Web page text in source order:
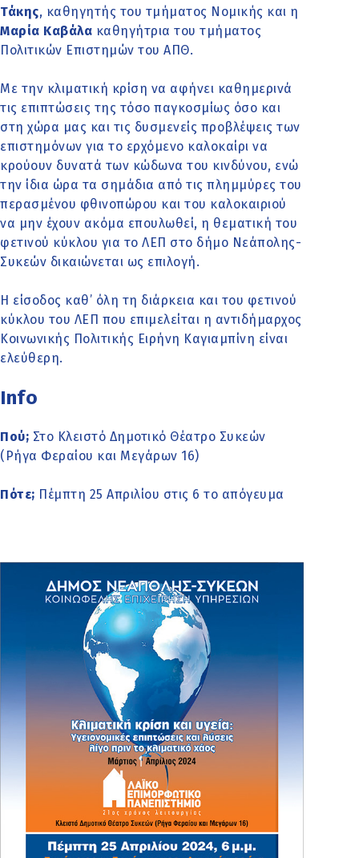
Τάκης, καθηγητής του τμήματος Νομικής και η
Μαρία Καβάλα καθηγήτρια του τμήματος
Πολιτικών Επιστημών του ΑΠΘ.
Με την κλιματική κρίση να αφήνει καθημερινά
τις επιπτώσεις της τόσο παγκοσμίως όσο και
στη χώρα μας και τις δυσμενείς προβλέψεις των
επιστημόνων για το ερχόμενο καλοκαίρι να
κρούουν δυνατά των κώδωνα του κινδύνου, ενώ
την ίδια ώρα τα σημάδια από τις πλημμύρες του
περασμένου φθινοπώρου και του καλοκαιριού
να μην έχουν ακόμα επουλωθεί, η θεματική του
φετινού κύκλου για το ΛΕΠ στο δήμο Νεάπολης-
Συκεών δικαιώνεται ως επιλογή.
Η είσοδος καθ’ όλη τη διάρκεια και του φετινού
κύκλου του ΛΕΠ που επιμελείται η αντιδήμαρχος
Κοινωνικής Πολιτικής Ειρήνη Καγιαμπίνη είναι
ελεύθερη.
Info
Πού; Στο Κλειστό Δημοτικό Θέατρο Συκεών
(Ρήγα Φεραίου και Μεγάρων 16)
Πότε; Πέμπτη 25 Απριλίου στις 6 το απόγευμα